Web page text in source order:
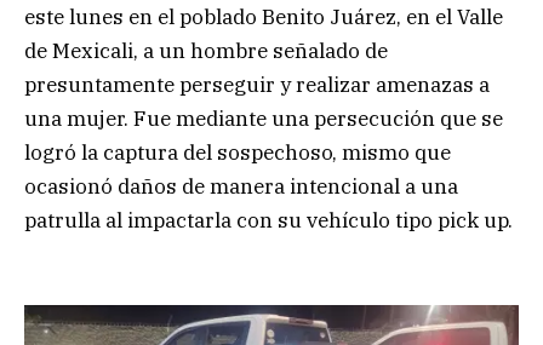
este lunes en el poblado Benito Juárez, en el Valle
de Mexicali, a un hombre señalado de
presuntamente perseguir y realizar amenazas a
una mujer. Fue mediante una persecución que se
logró la captura del sospechoso, mismo que
ocasionó daños de manera intencional a una
patrulla al impactarla con su vehículo tipo pick up.